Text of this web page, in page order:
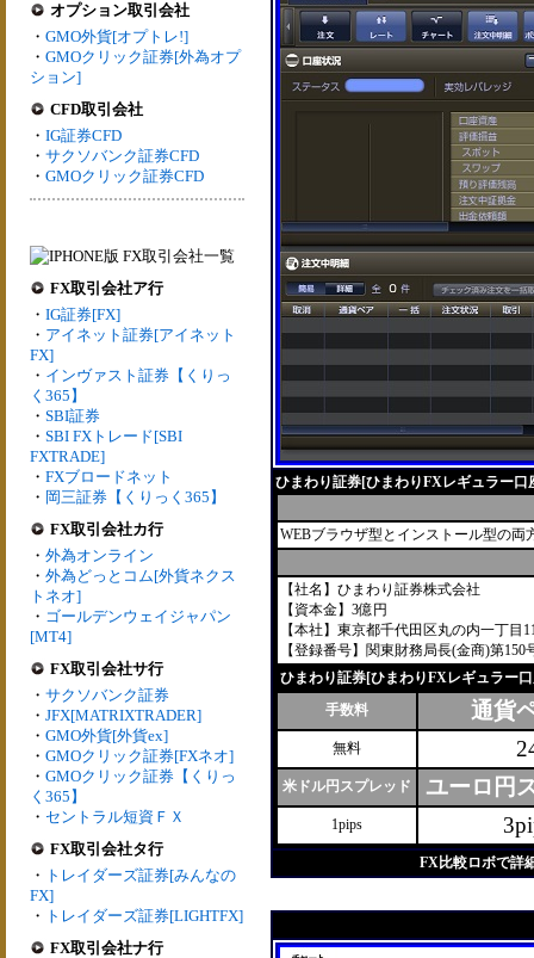
オプション取引会社
・ GMO外貨[オプトレ!]
・ GMOクリック証券[外為オプ
ション]
CFD取引会社
・ IG証券CFD
・ サクソバンク証券CFD
・ GMOクリック証券CFD
FX取引会社ア行
・ IG証券[FX]
・ アイネット証券[アイネット
FX]
・ インヴァスト証券【くりっ
く365】
・ SBI証券
・ SBI FXトレード[SBI
FXTRADE]
・ FXブロードネット
・ 岡三証券【くりっく365】
FX取引会社カ行
・ 外為オンライン
・ 外為どっとコム[外貨ネクス
トネオ]
・ ゴールデンウェイジャパン
[MT4]
FX取引会社サ行
・ サクソバンク証券
・ JFX[MATRIXTRADER]
・ GMO外貨[外貨ex]
・ GMOクリック証券[FXネオ]
・ GMOクリック証券【くりっ
く365】
・ セントラル短資ＦＸ
FX取引会社タ行
・ トレイダーズ証券[みんなの
FX]
・ トレイダーズ証券[LIGHTFX]
FX取引会社ナ行
ひまわり証券[ひまわりFXレギュラー口
WEBブラウザ型とインストール型の両
【社名】ひまわり証券株式会社
【資本金】3億円
【本社】東京都千代田区丸の内一丁目
【登録番号】関東財務局長(金商)第150
ひまわり証券[ひまわりFXレギュラー
手数料
通貨
無料
米ドル円スプレッド ユーロ円
1pips
FX比較ロボで詳